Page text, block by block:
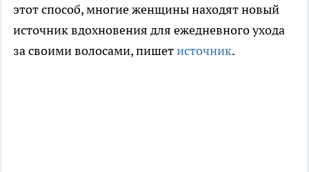
этот способ, многие женщины находят новый
источник вдохновения для ежедневного ухода
за своими волосами, пишетисточник.